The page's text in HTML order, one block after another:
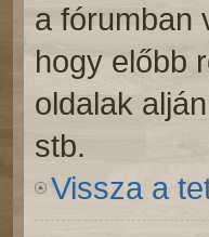
a fórumban
hogy előbb
oldalak
stb.
Vissza a